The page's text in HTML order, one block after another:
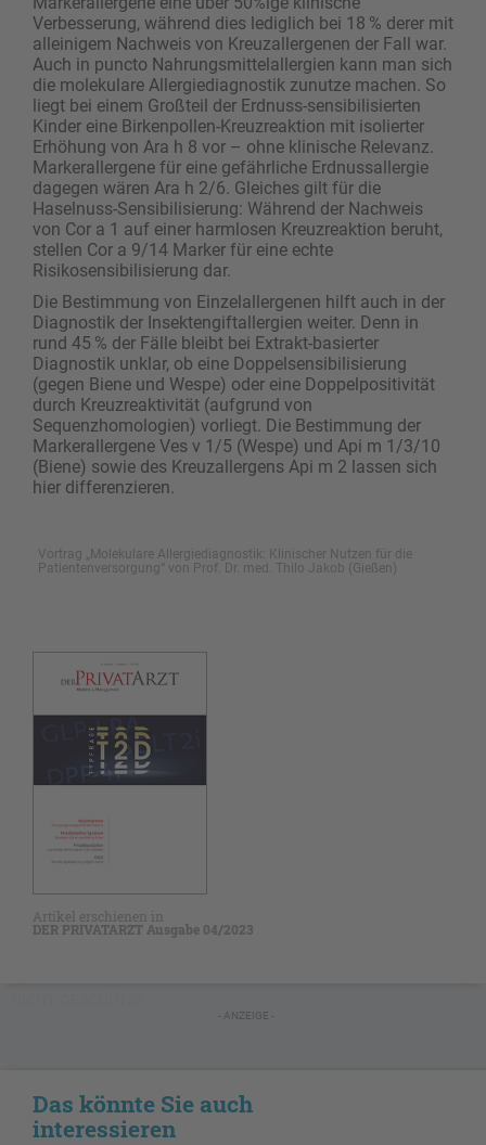
Verbesserung, während dies lediglich bei 18 % derer mit
alleinigem Nachweis von Kreuzallergenen der Fall war.
Auch in puncto Nahrungsmittelallergien kann man sich
die molekulare Allergiediagnostik zunutze machen. So
liegt bei einem Großteil der Erdnuss-sensibilisierten
Kinder eine Birkenpollen-Kreuz­reaktion mit isolierter
Erhöhung von Ara h 8 vor – ohne klinische Relevanz.
Markerallergene für eine gefährliche Erdnussallergie
dagegen wären Ara h 2/6. ­Gleiches gilt für die
Haselnuss-Sensibilisierung: ­Während der Nachweis
von Cor a 1 auf einer harmlosen Kreuzreaktion beruht,
stellen Cor a 9/14 ­Marker für eine echte
Risikosensibilisierung dar.
Die Bestimmung von Einzelallergenen hilft auch in der
Diagnostik der Insektengiftallergien weiter. Denn in
rund 45 % der Fälle bleibt bei Extrakt-basierter
Diagnostik unklar, ob eine Doppelsensibilisierung
(gegen Biene und Wespe) oder eine Doppelpositi­vität
durch Kreuzreaktivität (aufgrund von
Sequenzhomologien) vorliegt. Die Bestimmung der
Markerallergene Ves v 1/5 (Wespe) und Api m 1/3/10
(Biene) sowie des Kreuzallergens Api m 2 lassen sich
hier differenzieren.
Vortrag „Molekulare Allergiediagnostik: Klinischer Nutzen für die
Patientenversorgung“ von Prof. Dr. med. Thilo Jakob (Gießen)
Artikel erschienen in
DER PRIVATARZT Ausgabe 04/2023
- ANZEIGE -
Das könnte Sie auch
interessieren